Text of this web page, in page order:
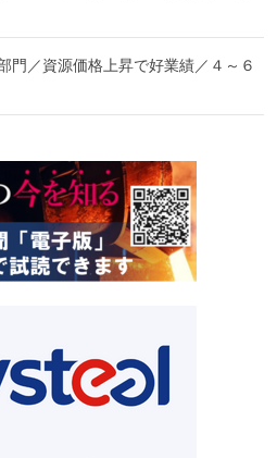
門／資源価格上昇で好業績／４～６